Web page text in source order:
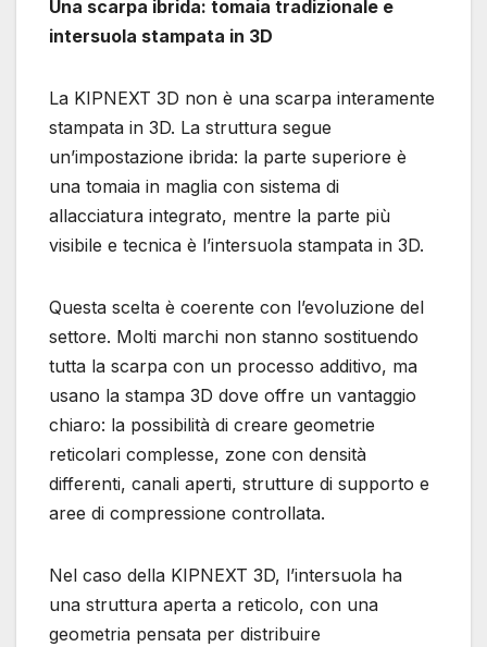
Una scarpa ibrida: tomaia tradizionale e
intersuola stampata in 3D
La KIPNEXT 3D non è una scarpa interamente
stampata in 3D. La struttura segue
un’impostazione ibrida: la parte superiore è
una tomaia in maglia con sistema di
allacciatura integrato, mentre la parte più
visibile e tecnica è l’intersuola stampata in 3D.
Questa scelta è coerente con l’evoluzione del
settore. Molti marchi non stanno sostituendo
tutta la scarpa con un processo additivo, ma
usano la stampa 3D dove offre un vantaggio
chiaro: la possibilità di creare geometrie
reticolari complesse, zone con densità
differenti, canali aperti, strutture di supporto e
aree di compressione controllata.
Nel caso della KIPNEXT 3D, l’intersuola ha
una struttura aperta a reticolo, con una
geometria pensata per distribuire